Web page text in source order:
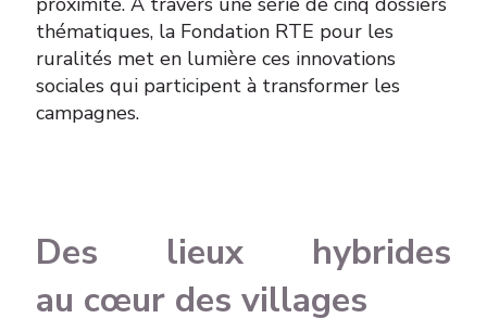
thématiques, la Fondation RTE pour les
ruralités met en lumière ces innovations
sociales qui participent à transformer les
campagnes.
Des lieux hybrides
au cœur des villages